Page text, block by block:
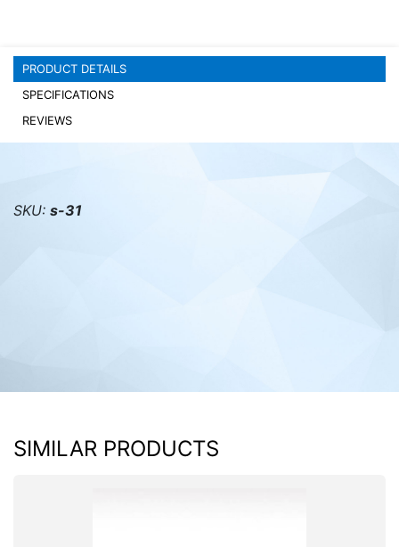
PRODUCT DETAILS
SPECIFICATIONS
REVIEWS
SKU: s-31
SIMILAR PRODUCTS